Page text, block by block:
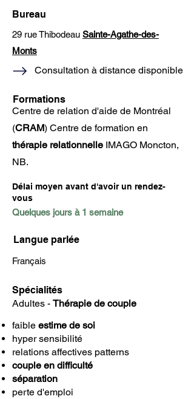
Bureau
29 rue Thibodeau Sainte-Agathe-des-
Monts
Consultation à distance disponible
Formations
Centre de relation d'aide de Montréal
(CRAM) Centre de formation en
thérapie relationnelle IMAGO Moncton,
NB.
Délai moyen avant d'avoir un rendez-
vous
Quelques jours à 1 semaine
Langue parlée
Français
Spécialités
Adultes - Thérapie de couple
faible estime de soi
hyper sensibilité
relations affectives patterns
couple en difficulté
séparation
perte d'emploi